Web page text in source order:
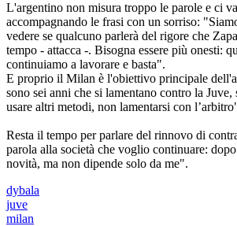
L'argentino non misura troppo le parole e ci
accompagnando le frasi con un sorriso:
vedere se qualcuno parlerà del rigore che
tempo - attacca -. Bisogna essere più onesti:
continuiamo a lavorare e basta".
E proprio il Milan è l'obiettivo principale
sono sei anni che si lamentano contro la Juve,
usare altri metodi, non lamentarsi con
Resta il tempo per parlare del rinnovo di
parola alla società che voglio continuare:
novità, ma non dipende solo da me".
dybala
juve
milan